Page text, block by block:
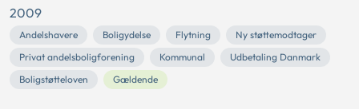
2009
Andelshavere Boligydelse Flytning
Ny støttemodtager
Privat andelsboligforening
Kommunal
Udbetaling Danmark
Boligstøtteloven
Gældende